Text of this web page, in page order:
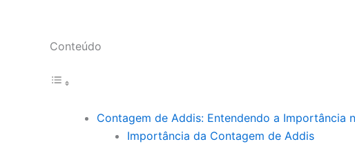
Conteúdo
Contagem de Addis: Entendendo a Importância
Importância da Contagem de Addis